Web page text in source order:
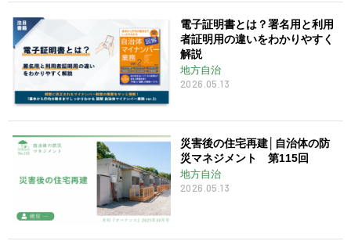
電子証明書とは？署名用と利用
者証明用の違いをわかりやすく
解説
地方自治
2026.05.13
災害後の住宅再建│自治体の防
災マネジメント 第115回
地方自治
2026.05.13